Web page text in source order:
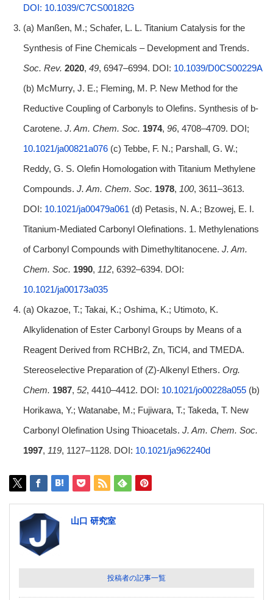
DOI: 10.1039/C7CS00182G
(a) Manßen, M.; Schafer, L. L. Titanium Catalysis for the
Synthesis of Fine Chemicals – Development and Trends.
Soc. Rev. 2020, 49, 6947–6994. DOI: 10.1039/D0CS00229A
(b) McMurry, J. E.; Fleming, M. P. New Method for the
Reductive Coupling of Carbonyls to Olefins. Synthesis of b-
Carotene. J. Am. Chem. Soc. 1974, 96, 4708–4709. DOI;
10.1021/ja00821a076(c) Tebbe, F. N.; Parshall, G. W.;
Reddy, G. S. Olefin Homologation with Titanium Methylene
Compounds. J. Am. Chem. Soc. 1978, 100, 3611–3613.
DOI: 10.1021/ja00479a061 (d) Petasis, N. A.; Bzowej, E. I.
Titanium-Mediated Carbonyl Olefinations. 1. Methylenations
of Carbonyl Compounds with Dimethyltitanocene. J. Am.
Chem. Soc. 1990, 112, 6392–6394. DOI:
10.1021/ja00173a035
(a) Okazoe, T.; Takai, K.; Oshima, K.; Utimoto, K.
Alkylidenation of Ester Carbonyl Groups by Means of a
Reagent Derived from RCHBr2, Zn, TiCl4, and TMEDA.
Stereoselective Preparation of (Z)-Alkenyl Ethers. Org.
Chem. 1987, 52, 4410–4412. DOI: 10.1021/jo00228a055(b)
Horikawa, Y.; Watanabe, M.; Fujiwara, T.; Takeda, T. New
Carbonyl Olefination Using Thioacetals. J. Am. Chem. Soc.
1997, 119, 1127–1128. DOI: 10.1021/ja962240d
山口 研究室
投稿者の記事一覧